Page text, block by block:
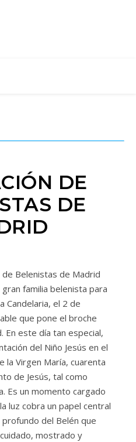
DE
DE
de Belenistas de Madrid
familia belenista para
Candelaria, el 2 de
que pone el broche
En este día tan especial,
del Niño Jesús en el
la Virgen María, cuarenta
de Jesús, tal como
Es un momento cargado
luz cobra un papel central
del Belén que
mostrado y